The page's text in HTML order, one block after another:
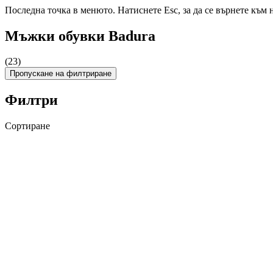
Последна точка в менюто. Натиснете Esc, за да се върнете към
Мъжки обувки Badura
(23)
Пропускане на филтриране
Филтри
Сортиране